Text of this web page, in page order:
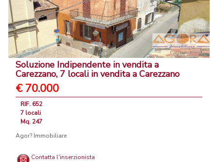
Soluzione Indipendente in vendita a
Carezzano, 7 locali in vendita a Carezzano
€ 70.000
RIF. 652
7 locali
Mq. 247
Agor? Immobiliare
Contatta l'inserzionista